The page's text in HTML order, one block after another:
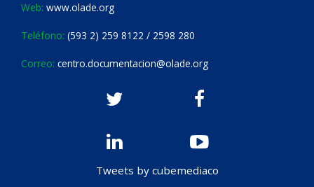
Web: www.olade.org
Teléfono: (593 2) 259 8122 / 2598 280
Correo: centro.documentacion@olade.org
Tweets by cubemediaco